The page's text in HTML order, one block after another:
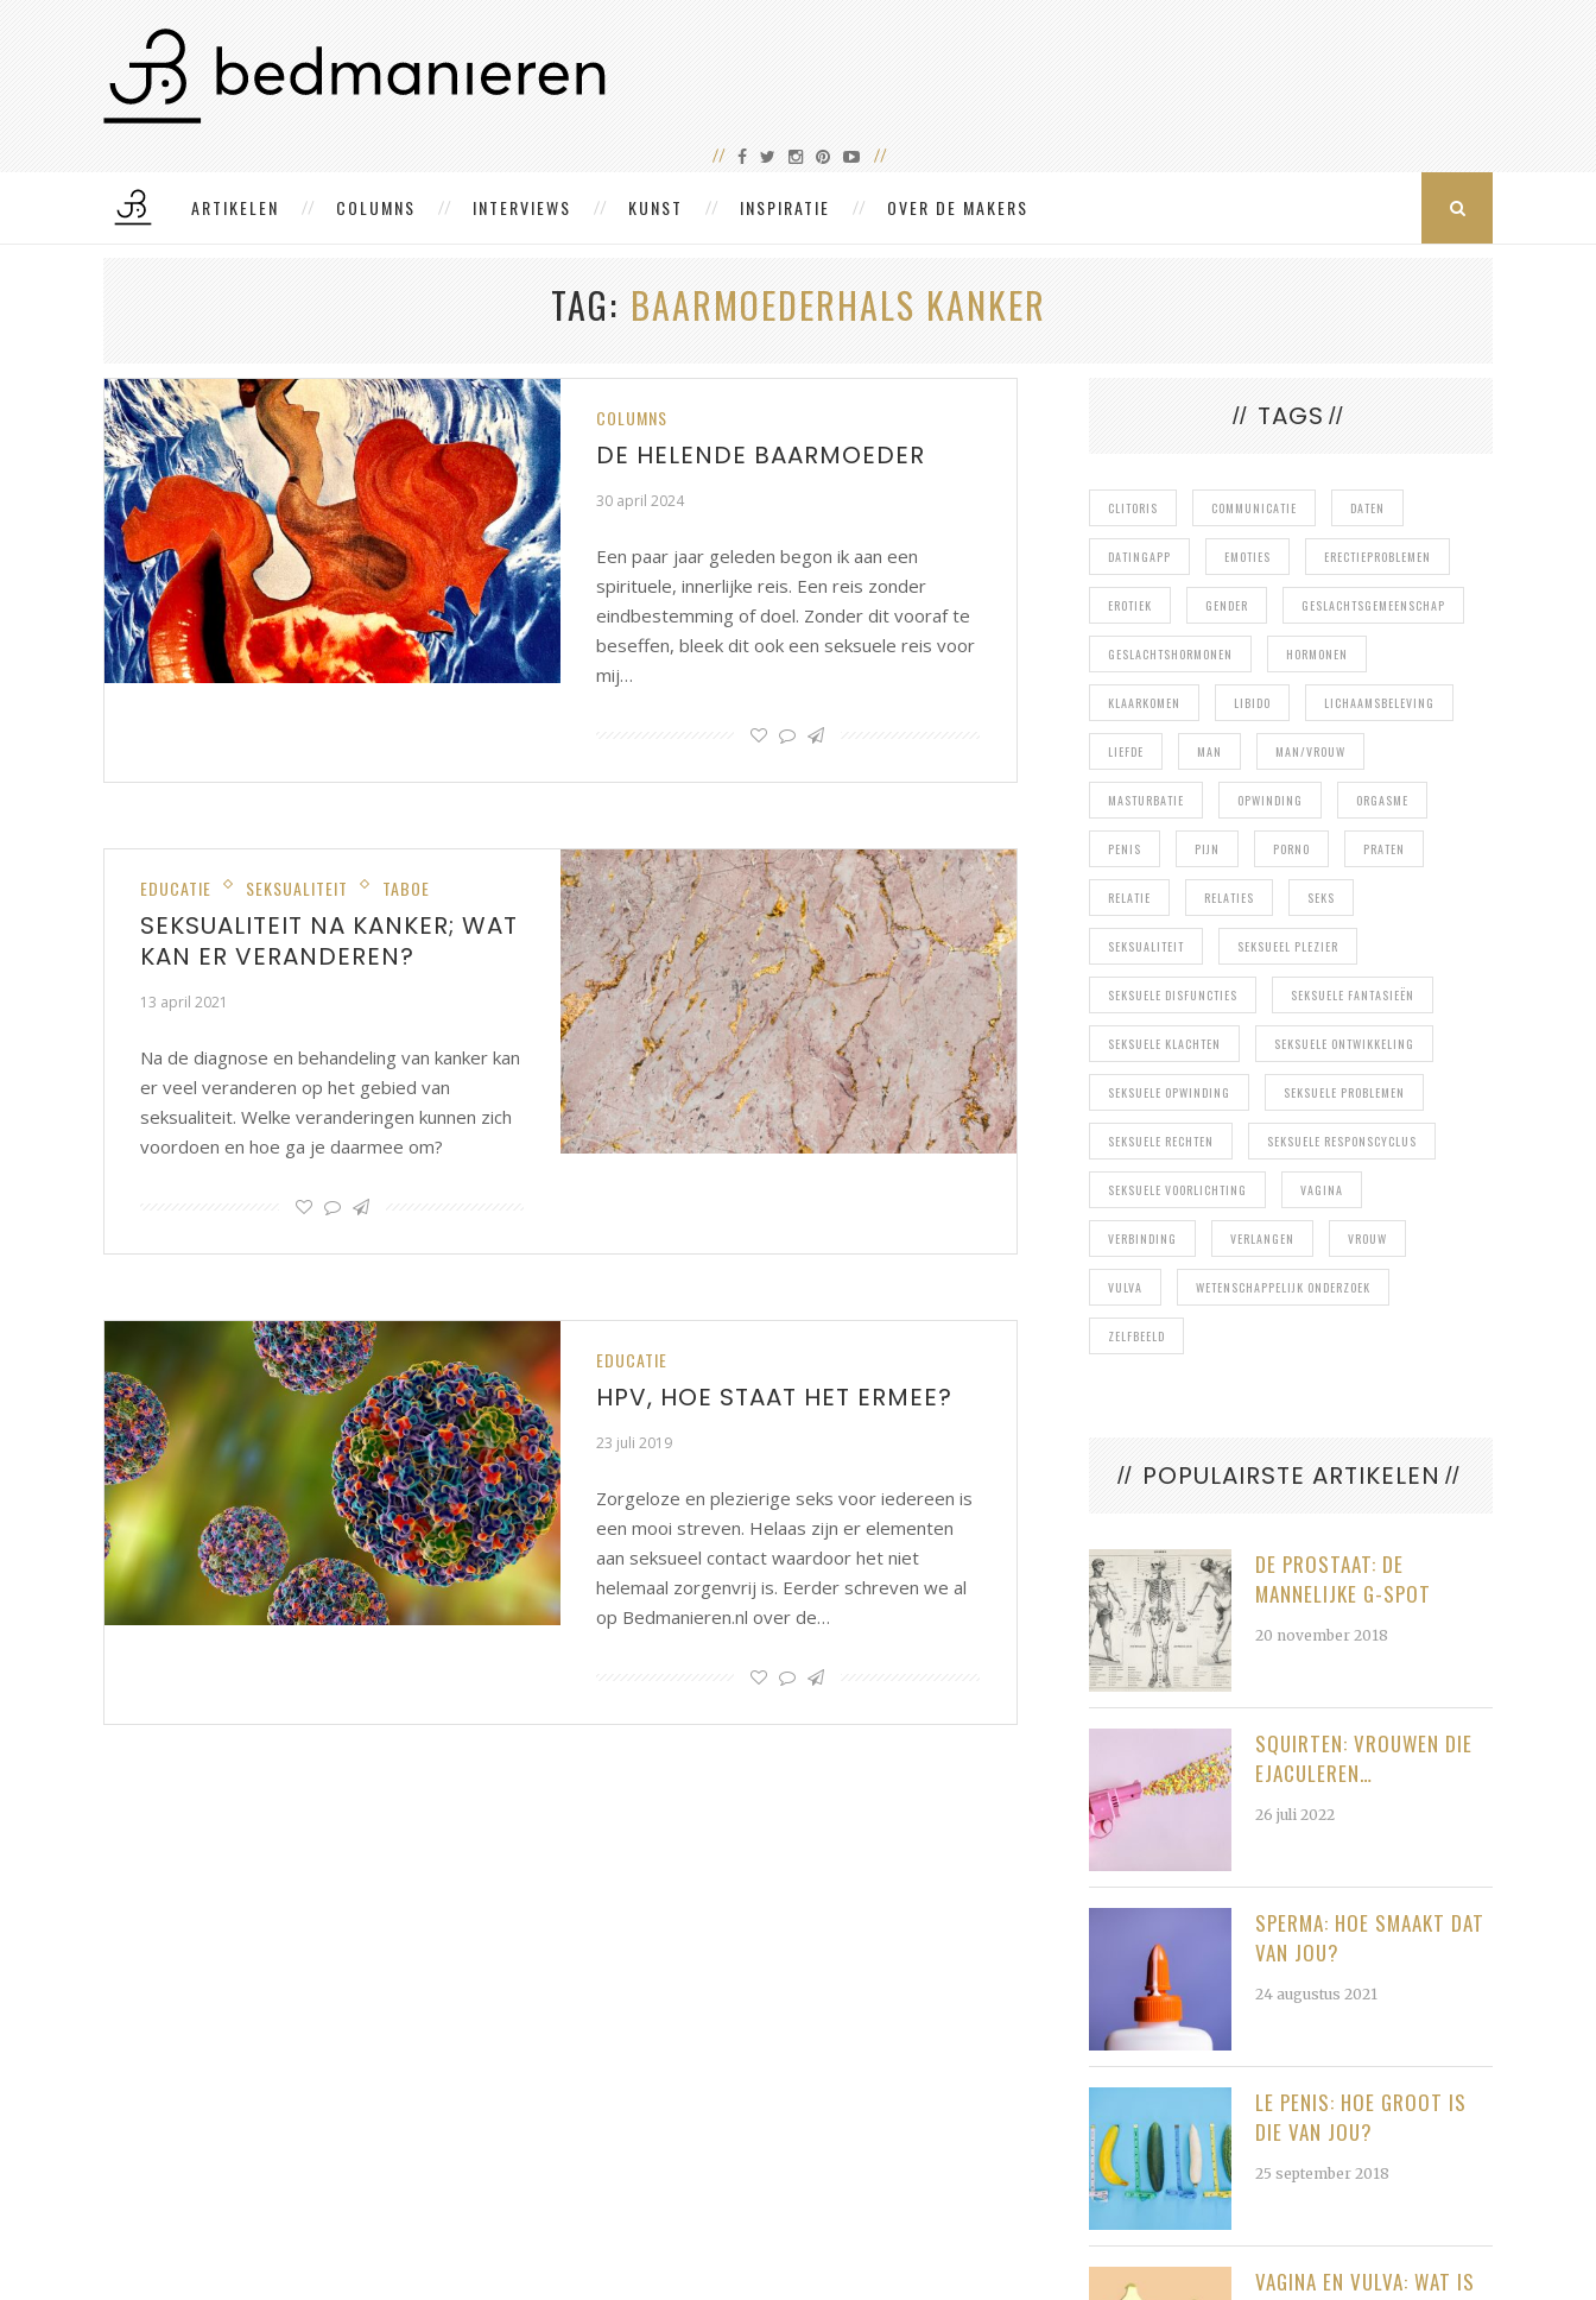
ARTIKELEN COLUMNS INTERVIEWS KUNST INSPIRATIE OVER DE MAKERS
TAG BAARMOEDERHALS KANKER
COLUMNS
DE HELENDE BAARMOEDER
30 april 2024
Een paar jaar geleden begon ik aan een
spirituele, innerlijke reis. Een reis zonder
eindbestemming of doel. Zonder dit vooraf te
beseffen, bleek dit ook een seksuele reis voor
mij…
EDUCATIE SEKSUALITEIT TABOE
SEKSUALITEIT NA KANKER; WAT
KAN ER VERANDEREN?
13 april 2021
Na de diagnose en behandeling van kanker kan
er veel veranderen op het gebied van
seksualiteit. Welke veranderingen kunnen zich
voordoen en hoe ga je daarmee om?
EDUCATIE
HPV, HOE STAAT HET ERMEE?
23 juli 2019
Zorgeloze en plezierige seks voor iedereen is
een mooi streven. Helaas zijn er elementen
aan seksueel contact waardoor het niet
helemaal zorgenvrij is. Eerder schreven we al
op Bedmanieren.nl over de…
TAGS
CLITORIS COMMUNICATIE DATEN
DATINGAPP EMOTIES ERECTIEPROBLEMEN
EROTIEK GENDER GESLACHTSGEMEENSCHAP
GESLACHTSHORMONEN HORMONEN
KLAARKOMEN LIBIDO LICHAAMSBELEVING
LIEFDE MAN MAN/VROUW
MASTURBATIE OPWINDING ORGASME
PENIS PIJN PORNO PRATEN
RELATIE RELATIES SEKS
SEKSUALITEIT SEKSUEEL PLEZIER
SEKSUELE DISFUNCTIES SEKSUELE FANTASIEËN
SEKSUELE KLACHTEN SEKSUELE ONTWIKKELING
SEKSUELE OPWINDING SEKSUELE PROBLEMEN
SEKSUELE RECHTEN SEKSUELE RESPONSCYCLUS
SEKSUELE VOORLICHTING VAGINA
VERBINDING VERLANGEN VROUW
VULVA WETENSCHAPPELIJK ONDERZOEK
ZELFBEELD
POPULAIRSTE ARTIKELEN
DE PROSTAAT: DE
MANNELIJKE G-SPOT
20 november 2018
SQUIRTEN: VROUWEN DIE
EJACULEREN…
26 juli 2022
SPERMA: HOE SMAAKT DAT
VAN JOU?
24 augustus 2021
LE PENIS: HOE GROOT IS
DIE VAN JOU?
25 september 2018
VAGINA EN VULVA: WAT IS